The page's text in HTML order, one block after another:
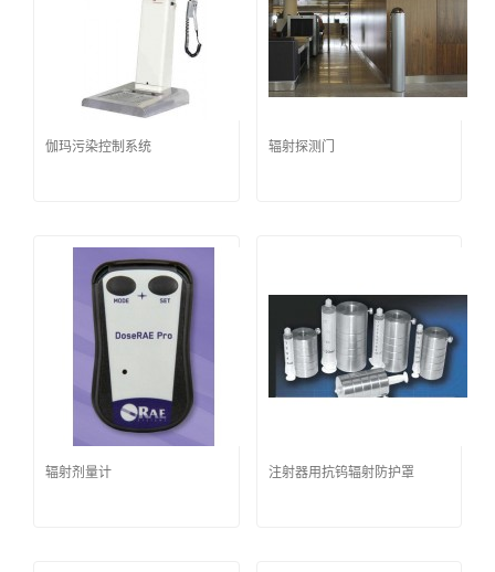
伽玛污染控制系统 辐射探测门
辐射剂量计 注射器用抗钨辐射防护罩